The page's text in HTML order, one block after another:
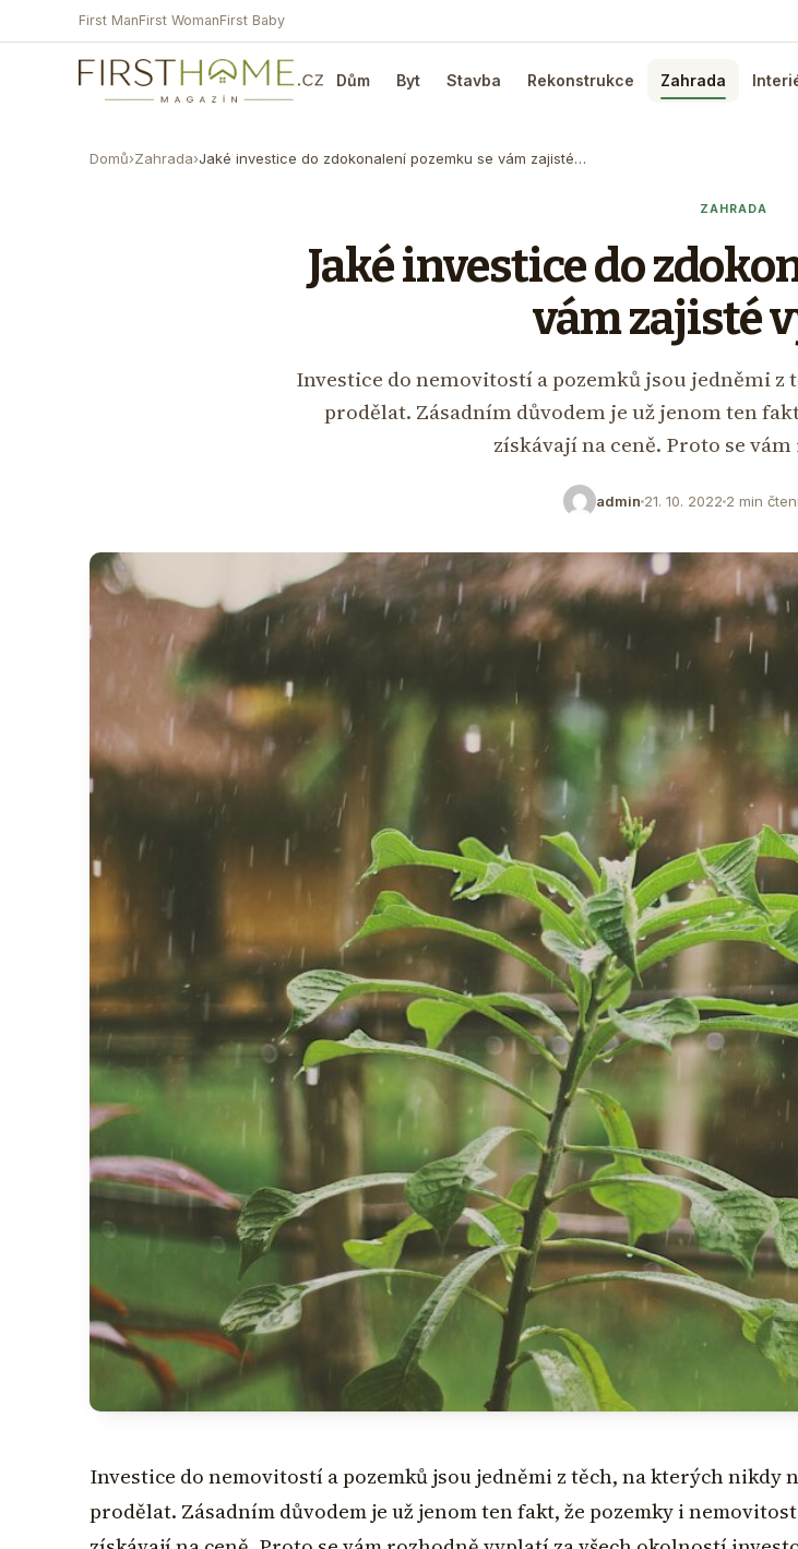
First ManFirst WomanFirst Baby
Dům Byt Stavba Rekonstrukce Zahrada
Domů›Zahrada›Jaké investice do zdokonalení pozemku se vám zajisté…
ZAHRADA
Jaké investice do
vám zajisté
Investice do nemovitostí a pozemků jsou jedněmi
prodělat. Zásadním důvodem je už jenom ten
získávají na ceně. Proto se
admin 21. 10. 2022 2 min
Investice do nemovitostí a pozemků jsou jedněmi z těch, na kterých nikdy
prodělat. Zásadním důvodem je už jenom ten fakt, že pozemky i